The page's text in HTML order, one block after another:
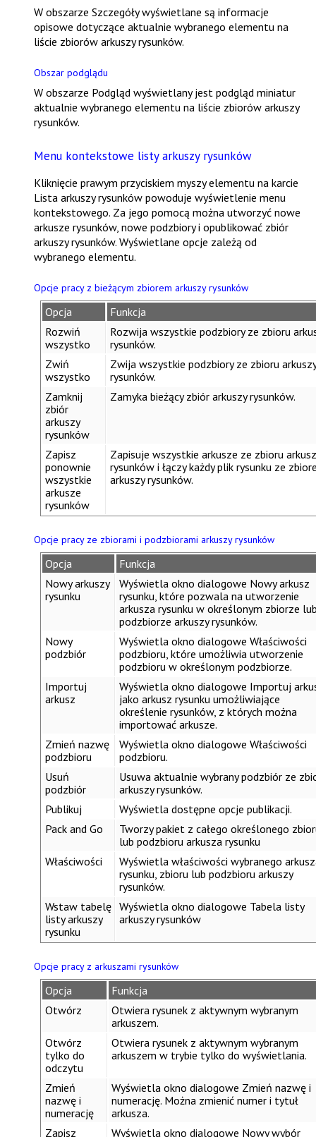
W obszarzeSzczegóływyświetlane są informacje
opisowe dotyczące aktualnie wybranego elementu na
liście zbiorów arkuszy rysunków.
Obszar podglądu
W obszarze Podgląd wyświetlany jest podgląd miniatur
aktualnie wybranego elementu na liście zbiorów arkuszy
rysunków.
Menu kontekstowe listy arkuszy rysunków
Kliknięcie prawym przyciskiem myszy elementu na karcie
Lista arkuszy rysunków powoduje wyświetlenie menu
kontekstowego. Za jego pomocą można utworzyć nowe
arkusze rysunków, nowe podzbiory i opublikować zbiór
arkuszy rysunków. Wyświetlane opcje zależą od
wybranego elementu.
Opcje pracy z bieżącym zbiorem arkuszy rysunków
Opcja
Funkcja
Rozwiń
wszystko
Rozwija wszystkie podzbiory ze zbioru
rysunków.
Zwiń
wszystko
Zwija wszystkie podzbiory ze zbioru
rysunków.
Zamknij
zbiór
arkuszy
rysunków
Zamyka bieżący zbiór arkuszy rysunków.
Zapisz
ponownie
wszystkie
arkusze
rysunków
Zapisuje wszystkie arkusze ze zbioru
rysunków i łączy każdy plik rysunku ze
arkuszy rysunków.
Opcje pracy ze zbiorami i podzbiorami arkuszy rysunków
Opcja
Funkcja
Nowy arkuszy
rysunku
Wyświetla okno dialogowe Nowy arkusz
rysunku, które pozwala na utworzenie
arkusza rysunku w określonym zbiorze
podzbiorze arkuszy rysunków.
Nowy​
podzbiór
Wyświetla okno dialogowe Właściwości
podzbioru, które umożliwia utworzenie
podzbioru w określonym podzbiorze.
Importuj
arkusz
Wyświetla okno dialogowe Importuj
jako arkusz rysunkuumożliwiające
określenie rysunków, z których można
importować arkusze.
Zmień nazwę
podzbioru
Wyświetla okno dialogowe Właściwości
podzbioru.
Usuń
podzbiór
Usuwa aktualnie wybrany podzbiór ze
arkuszy rysunków.
Publikuj
Wyświetla dostępne opcje publikacji.
Pack and Go
Tworzy pakiet z całego określonego
lub podzbioru arkusza rysunku
Właściwości
Wyświetla właściwości wybranego
rysunku, zbioru lub podzbioru arkuszy
rysunków.
Wstaw tabelę
listy arkuszy
rysunku
Wyświetla okno dialogowe Tabela listy
arkuszy rysunków
Opcje pracy z arkuszami rysunków
Opcja
Funkcja
Otwórz
Otwiera rysunek z aktywnym wybranym
arkuszem.
Otwórz
tylko do
odczytu
Otwiera rysunek z aktywnym wybranym
arkuszem w trybie tylko do wyświetlania.
Zmień
nazwę i
numerację
Wyświetla okno dialogowe Zmień nazwę i
numerację. Można zmienić numer i tytuł
arkusza.
Zapisz
Wyświetla okno dialogowe Nowy wybór